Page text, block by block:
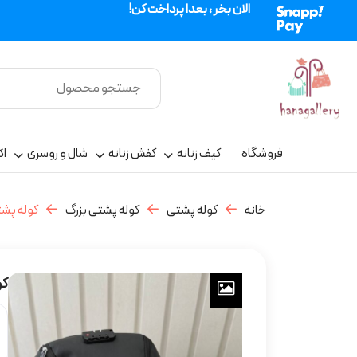
الان بخر ، بعدا پرداخت کن!
فروشگاه کیف زنانه کفش زنانه شال و روسری
خانه کوله پشتی کوله پشتی بزرگ کوله